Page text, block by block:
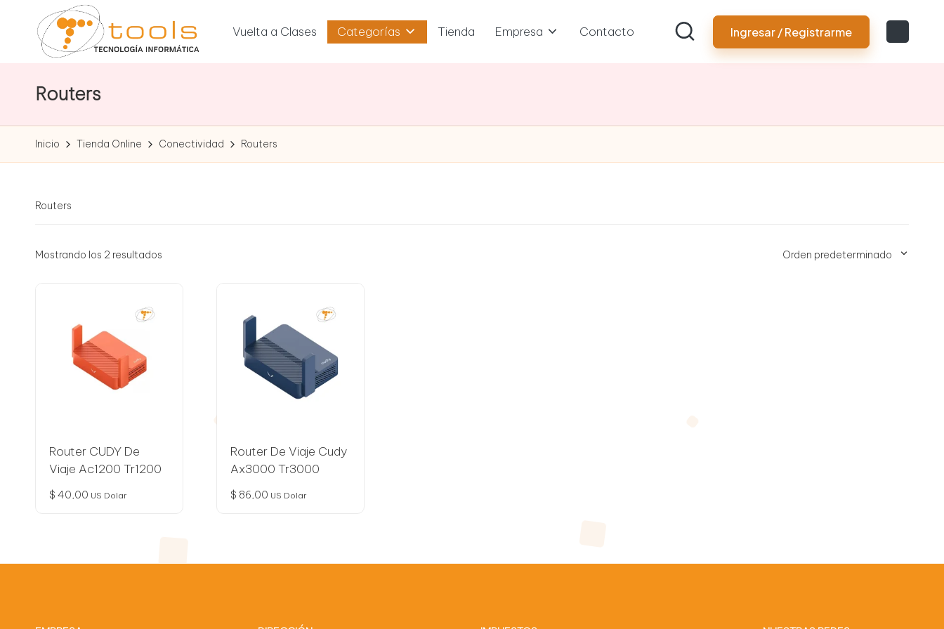
o
o
l
s
e
g
a
tienda
de
Vuelta a Clases Categorías Tienda Empresa Contacto Ingresar / Registrarme
Routers
Inicio Tienda Online Conectividad Routers
Routers
Mostrando los 2 resultados Orden predeterminado
Router CUDY De
Viaje Ac1200 Tr1200
$ 40,00 US Dolar
Router De Viaje Cudy
Ax3000 Tr3000
$ 86,00 US Dolar